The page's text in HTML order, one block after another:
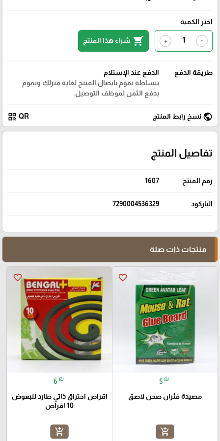
اختر الكمية
-
+
shopping_cart شراء هذا المنتج
طريقة الدفع
الدفع عند الإستلام
ببساطة نقوم بايصال المنتج لغاية منزلك وتقوم
بدفع الثمن لموظف التوصيل.
public نسخ رابط المنتج QR
qr_code
تفاصيل المنتج
رقم المنتج 1607
الباركود 7290004536329
منتجات ذات صلة
favorite_border
5 ₪
مصيدة فئران صحن لاصق
add_shopping_cart
favorite_border
6 ₪
اقراص احتراق ذاتي طارد للبعوض
10 اقراص
add_shopping_cart